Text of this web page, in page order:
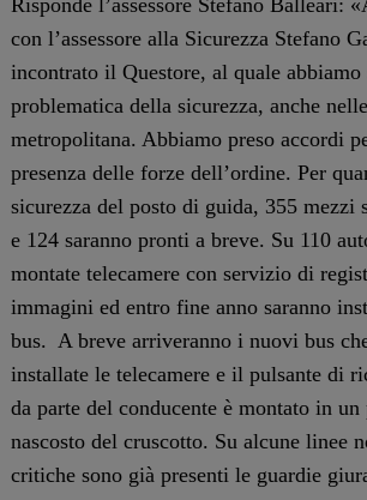
con l’assessore alla Sicurezza Stefano
incontrato il Questore, al quale abbiamo
problematica della sicurezza, anche
metropolitana. Abbiamo preso accordi
presenza delle forze dell’ordine. Per
sicurezza del posto di guida, 355 mezzi
e 124 saranno pronti a breve. Su 110
montate telecamere con servizio di
immagini ed entro fine anno saranno
bus. A breve arriveranno i nuovi bus
installate le telecamere e il pulsante di
da parte del conducente è montato in un
nascosto del cruscotto. Su alcune linee
critiche sono già presenti le guardie